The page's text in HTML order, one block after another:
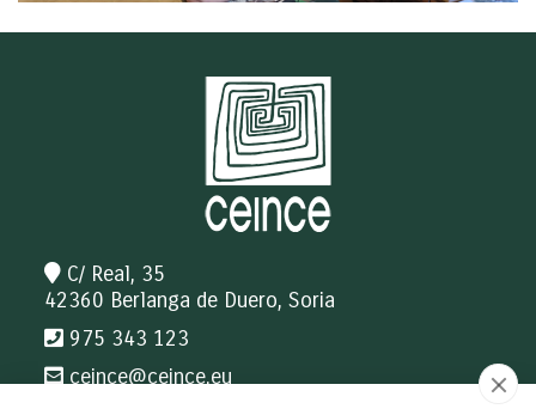
C/ Real, 35
42360 Berlanga de Duero, Soria
975 343 123
ceince@ceince.eu